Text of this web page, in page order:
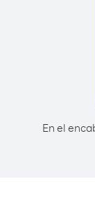
En el